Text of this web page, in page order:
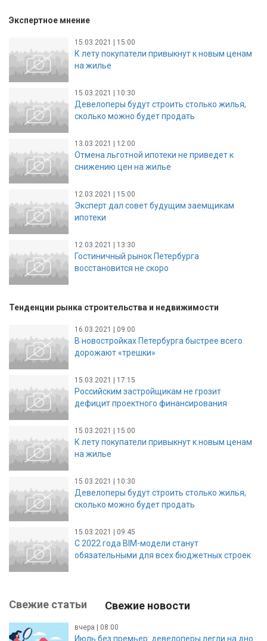
Экспертное мнение
15.03.2021 | 15:00
К лету покупатели привыкнут к новым ценам
на жилье
15.03.2021 | 10:30
Девелоперы будут строить столько жилья,
сколько можно будет продать
13.03.2021 | 12:00
Отмена льготной ипотеки не приведет к
снижению цен на жилье
12.03.2021 | 15:00
Эксперт дал совет будущим заемщикам
ипотеки
12.03.2021 | 13:30
Гостиничный рынок Петербурга
восстановится не скоро
Тенденции рынка строительства и недвижимости
16.03.2021 | 09:00
В новостройках Петербурга быстрее всего
дорожают «трешки»
15.03.2021 | 17:15
Российским застройщикам не грозит
дефицит проектного финансирования
15.03.2021 | 15:00
К лету покупатели привыкнут к новым ценам
на жилье
15.03.2021 | 10:30
Девелоперы будут строить столько жилья,
сколько можно будет продать
15.03.2021 | 09:45
С 2022 года BIM-модели станут
обязательными для всех бюджетных строек
Свежие статьи Свежие новости
вчера | 08:00
Июль без премьер: девелоперы легли на дно